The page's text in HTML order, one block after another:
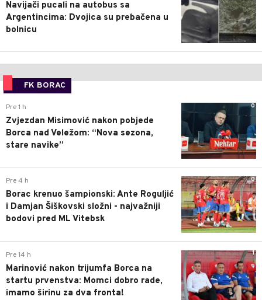
Navijači pucali na autobus sa
Argentincima: Dvojica su prebačena u
bolnicu
FK BORAC
0
Pre 1 h
Zvjezdan Misimović nakon pobjede
Borca nad Veležom: “Nova sezona,
stare navike”
0
Pre 4 h
Borac krenuo šampionski: Ante Roguljić
i Damjan Šiškovski složni - najvažniji
bodovi pred ML Vitebsk
1
Pre 14 h
Marinović nakon trijumfa Borca na
startu prvenstva: Momci dobro rade,
imamo širinu za dva fronta!